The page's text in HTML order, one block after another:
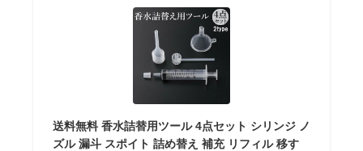
送料無料 香水詰替用ツール 4点セット シリンジ ノ
ズル 漏斗 スポイト 詰め替え 補充 リフィル 移す